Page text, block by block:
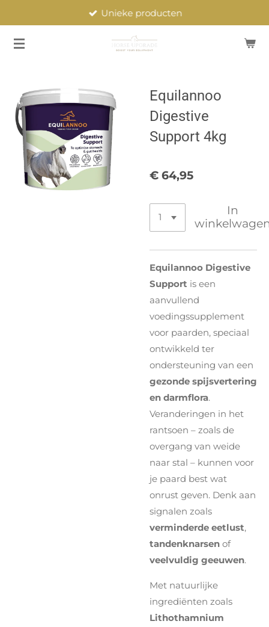
naar
Unieke producten
Equilannoo
Digestive
Support 4kg
€ 64,95
In
Equilannoo Digestive
Support is een
aanvullend
voedingssupplement
voor paarden, speciaal
ontwikkeld ter
ondersteuning van een
gezonde spijsvertering
en darmflora.
Veranderingen in het
rantsoen – zoals de
overgang van weide
naar stal – kunnen voor
je paard best wat
onrust geven. Denk aan
signalen zoals
verminderde eetlust,
tandenknarsen of
veelvuldig geeuwen.
Met natuurlijke
ingrediënten zoals
Lithothamnium